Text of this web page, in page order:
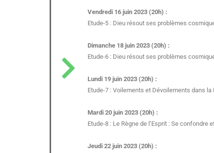
Vendredi 16 juin 2023 (20h) :
Etude-5 : Dieu résout ses problèmes
Dimanche 18 juin 2023 (20h) :
Etude-6 : Dieu résout ses problèmes
Lundi 19 juin 2023 (20h) :
Etude-7 : Voilements et Dévoilements dans
Mardi 20 juin 2023 (20h) :
Etude-8 : Le Règne de l’Esprit : Se confondre
Jeudi 22 juin 2023 (20h) :